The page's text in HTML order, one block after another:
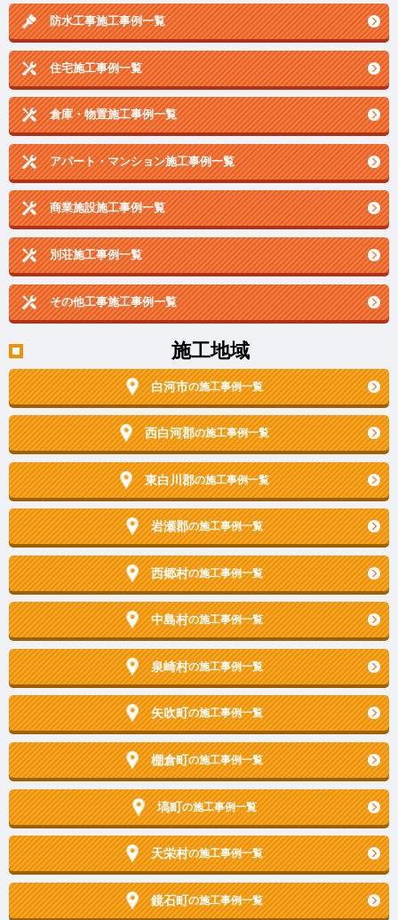
防水工事施工事例一覧
住宅施工事例一覧
倉庫・物置施工事例一覧
アパート・マンション施工事例一覧
商業施設施工事例一覧
別荘施工事例一覧
その他工事施工事例一覧
施工地域
白河市の施工事例一覧
西白河郡の施工事例一覧
東白川郡の施工事例一覧
岩瀬郡の施工事例一覧
西郷村の施工事例一覧
中島村の施工事例一覧
泉崎村の施工事例一覧
矢吹町の施工事例一覧
棚倉町の施工事例一覧
塙町の施工事例一覧
天栄村の施工事例一覧
鏡石町の施工事例一覧